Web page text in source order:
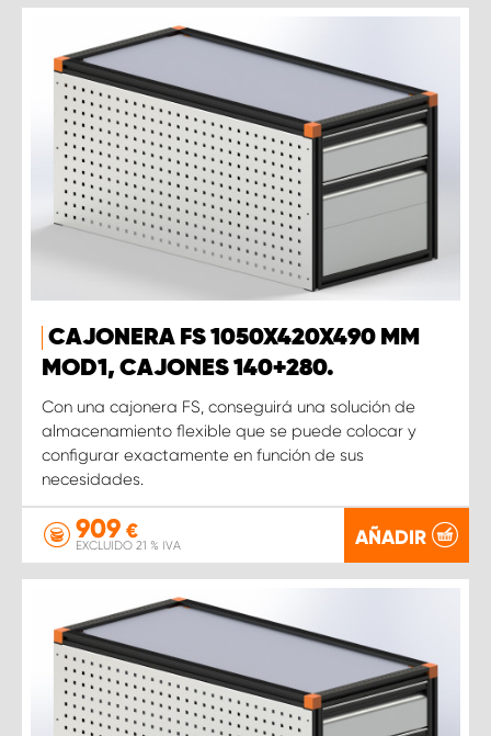
CAJONERA FS 1050X420X490 MM
MOD1, CAJONES 140+280.
Con una cajonera FS, conseguirá una solución de
almacenamiento flexible que se puede colocar y
configurar exactamente en función de sus
necesidades.
909 €
EXCLUIDO 21 % IVA AÑADIR